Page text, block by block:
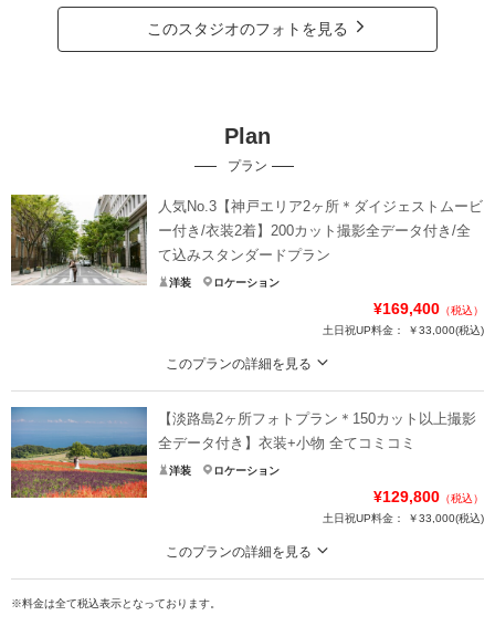
このスタジオのフォトを見る
Plan
プラン
人気No.3【神戸エリア2ヶ所＊ダイジェストムービ
ー付き/衣装2着】200カット撮影全データ付き/全
て込みスタンダードプラン
洋装 ロケーション
¥169,400 （税込）
土日祝UP料金：
￥33,000(税込)
このプランの詳細を見る
高級感溢れる神戸のスポット！海も街並みも大満喫°˖✧
旧居留地・神戸ハーバーランド・北野異人館エリアから
お好きなエリアを2ヶ所お選びいただけます✴︎
〈含まれるもの〉
・ダイジェストムービー2分
【淡路島2ヶ所フォトプラン＊150カット以上撮影
全データ付き】衣装+小物 全てコミコミ
洋装 ロケーション
¥129,800 （税込）
土日祝UP料金：
￥33,000(税込)
このプランの詳細を見る
淡路島の魅力的なロケーション地を2ヶ所選べるおすすめプラン！ビーチ＆花畑
やビーチ＆岩場のあるビーチなどお好きな場所を選べます♩
※料金は全て税込表示となっております。